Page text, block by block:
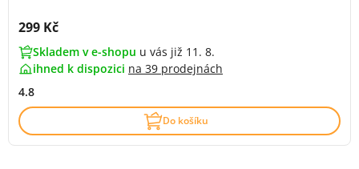
Cena s DPH:
299 Kč
Skladem v e-shopu u vás již 11. 8.
ihned k dispozici na 39 prodejnách
4.8
Do košíku